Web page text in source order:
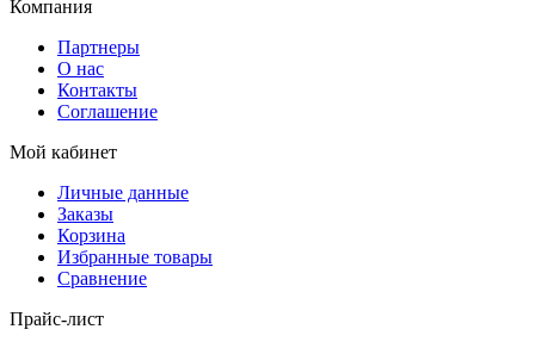
Компания
Партнеры
О нас
Контакты
Соглашение
Мой кабинет
Личные данные
Заказы
Корзина
Избранные товары
Сравнение
Прайс-лист